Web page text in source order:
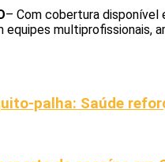
– Com cobertura disponível
multiprofissionais,
palha: Saúde